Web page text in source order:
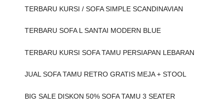
TERBARU KURSI / SOFA SIMPLE SCANDINAVIAN
TERBARU SOFA L SANTAI MODERN BLUE
TERBARU KURSI SOFA TAMU PERSIAPAN LEBARAN
JUAL SOFA TAMU RETRO GRATIS MEJA + STOOL
BIG SALE DISKON 50% SOFA TAMU 3 SEATER